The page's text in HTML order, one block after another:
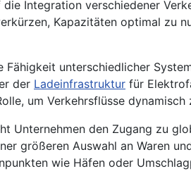
Integration verschiedener
Kapazitäten optimal zu
unterschiedlicher
der Ladeinfrastruktur für
um Verkehrsflüsse dynamisch
Unternehmen den Zugang zu
größeren Auswahl an Waren
wie Häfen oder